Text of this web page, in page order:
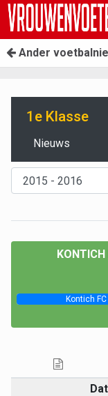
Ander
1e Klasse
Nieuws
KONTICH
Kontich FC